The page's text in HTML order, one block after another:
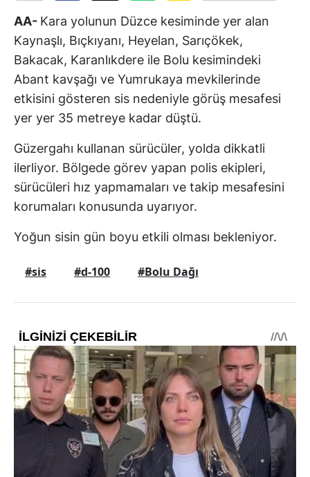
AA- Kara yolunun Düzce kesiminde yer alan
Kaynaşlı, Bıçkıyanı, Heyelan, Sarıçökek,
Bakacak, Karanlıkdere ile Bolu kesimindeki
Abant kavşağı ve Yumrukaya mevkilerinde
etkisini gösteren sis nedeniyle görüş mesafesi
yer yer 35 metreye kadar düştü.
Güzergahı kullanan sürücüler, yolda dikkatli
ilerliyor. Bölgede görev yapan polis ekipleri,
sürücüleri hız yapmamaları ve takip mesafesini
korumaları konusunda uyarıyor.
Yoğun sisin gün boyu etkili olması bekleniyor.
#sis #d-100 #Bolu Dağı